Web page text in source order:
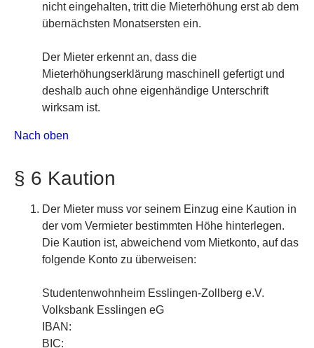
nicht eingehalten, tritt die Mieterhöhung erst ab dem
übernächsten Monatsersten ein.
Der Mieter erkennt an, dass die
Mieterhöhungserklärung maschinell gefertigt und
deshalb auch ohne eigenhändige Unterschrift
wirksam ist.
Nach oben
§ 6 Kaution
Der Mieter muss vor seinem Einzug eine Kaution in
der vom Vermieter bestimmten Höhe hinterlegen.
Die Kaution ist, abweichend vom Mietkonto, auf das
folgende Konto zu überweisen:
Studentenwohnheim Esslingen-Zollberg e.V.
Volksbank Esslingen eG
IBAN:
BIC: